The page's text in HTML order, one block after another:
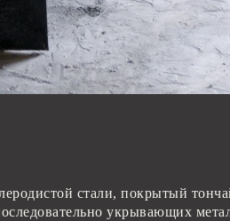
стали, покрытый
укрывающих